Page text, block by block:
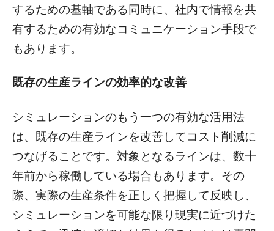
するための基軸である同時に、社内で情報を共
有するための有効なコミュニケーション手段で
もあります。
既存の生産ラインの効率的な改善
シミュレーションのもう一つの有効な活用法
は、既存の生産ラインを改善してコスト削減に
つなげることです。対象となるラインは、数十
年前から稼働している場合もあります。その
際、実際の生産条件を正しく把握して反映し、
シミュレーションを可能な限り現実に近づけた